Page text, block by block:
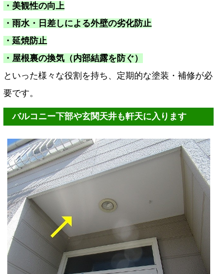
・美観性の向上
・雨水・日差しによる外壁の劣化防止
・延焼防止
・屋根裏の換気（内部結露を防ぐ）
といった様々な役割を持ち、定期的な塗装・補修が必
要です。
バルコニー下部や玄関天井も軒天に入ります